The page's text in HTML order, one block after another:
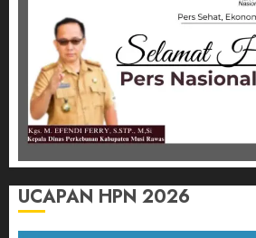
UCAPAN HPN 2026